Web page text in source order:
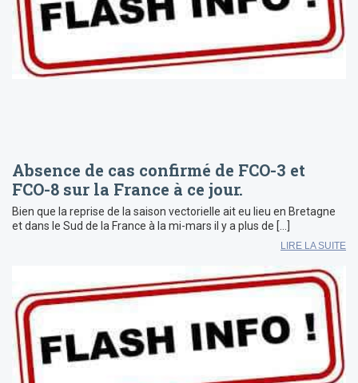
Absence de cas confirmé de FCO-3 et
FCO-8 sur la France à ce jour.
Bien que la reprise de la saison vectorielle ait eu lieu en Bretagne
et dans le Sud de la France à la mi-mars il y a plus de […]
LIRE LA SUITE